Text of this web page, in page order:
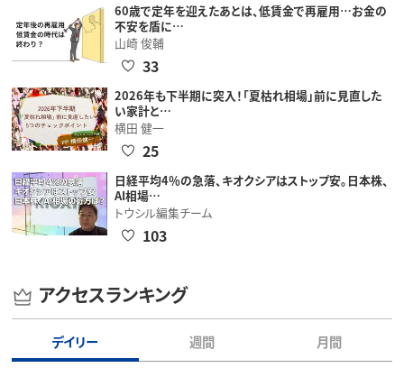
60歳で定年を迎えたあとは、低賃金で再雇用…お金の
不安を盾に…
山崎 俊輔
33
2026年も下半期に突入！「夏枯れ相場」前に見直した
い家計と…
横田 健一
25
日経平均4％の急落、キオクシアはストップ安。日本株、
AI相場…
トウシル編集チーム
103
アクセスランキング
デイリー 週間 月間